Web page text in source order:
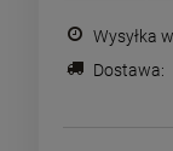
Wysyłka
Dostawa:
Cena nie